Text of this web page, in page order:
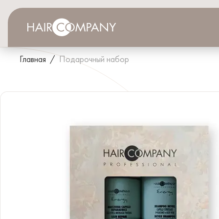
КАТАЛОГ
ГДЕ КУПИТЬ
ДИСТРИБЬЮТОРАМ
СОТРУДНИЧЕСТВО
Главная / Подарочный набор